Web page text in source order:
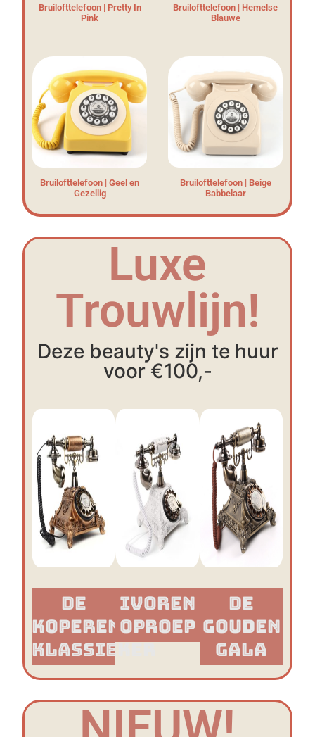
Bruilofttelefoon | Pretty In
Pink
Bruilofttelefoon | Hemelse
Blauwe
Bruilofttelefoon | Geel en
Gezellig
Bruilofttelefoon | Beige
Babbelaar
Luxe
Trouwlijn!
Deze beauty's zijn te huur
voor €100,-
De
Koperen
Klassieker​
Ivoren
Oproep
De
Gouden
Gala